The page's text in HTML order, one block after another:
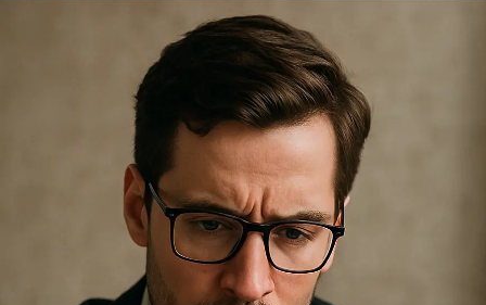
https://ademilsoncs.adv.br/